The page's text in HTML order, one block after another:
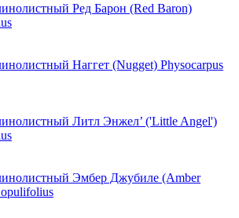
Ред Барон (Red Baron)
Наггет (Nugget) Physocarpus
Литл Энжел’ ('Little Angel')
Эмбер Джубиле (Amber
opulifolius